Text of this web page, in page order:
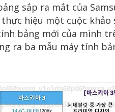
sắp ra mắt của
hiệu một cuộc khảo
bảng mới của mình
ra ba mẫu máy tính